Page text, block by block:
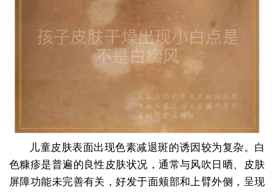
儿童皮肤表面出现色素减退斑的诱因较为复杂。白
色糠疹是普遍的良性皮肤状况，通常与风吹日晒、皮肤
屏障功能未完善有关，好发于面颊部和上臂外侧，呈现